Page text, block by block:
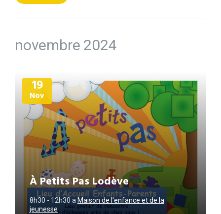
novembre 2024
19
Nov
À Petits Pas Lodève
8h30 - 12h30 a Maison de l'enfance et de la
jeunesse
d'informations